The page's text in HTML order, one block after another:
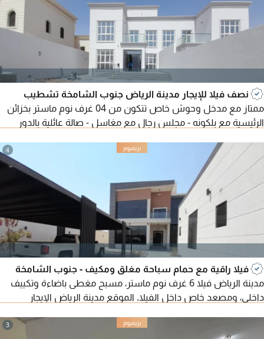
نصف فيلا للإيجار مدينة الرياض جنوب الشامخة تشطيب
ممتاز مع مدخل وحوش خاص تتكون من 04 غرف نوم ماستر بخزائن
الرئيسية مع بلكونه - مجلس رجال مع مغاسل - صالة عائلية بالدور
ألف سنويا شامل
4
فيلا راقية مع حمام سباحة مغلق ومكيف - جنوب الشامخة
مدينة الرياض فيلا 6 غرف نوم ماستر، مسبح مغطى باضاءة وتكييف
داخلي، ومصعد خاص داخل الفيلا. الموقع مدينة الرياض الإيجار
3